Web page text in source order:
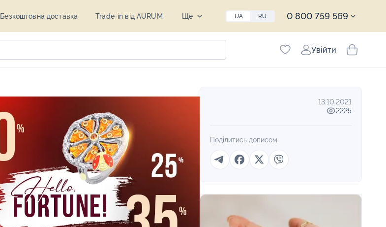
Безкоштовна доставка Trade-in від AURUM Ще UA RU 0 800 759 569
Увійти
13.10.2021
2225
Поділитись дописом